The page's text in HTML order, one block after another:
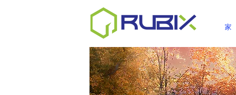
家